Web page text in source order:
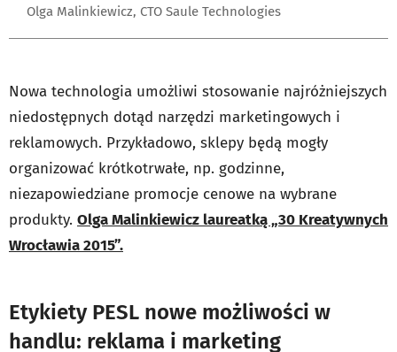
Olga Malinkiewicz, CTO Saule Technologies
Nowa technologia umożliwi stosowanie najróżniejszych
niedostępnych dotąd narzędzi marketingowych i
reklamowych. Przykładowo, sklepy będą mogły
organizować krótkotrwałe, np. godzinne,
niezapowiedziane promocje cenowe na wybrane
produkty. Olga Malinkiewicz laureatką „30 Kreatywnych
Wrocławia 2015”.
Etykiety PESL nowe możliwości w
handlu: reklama i marketing